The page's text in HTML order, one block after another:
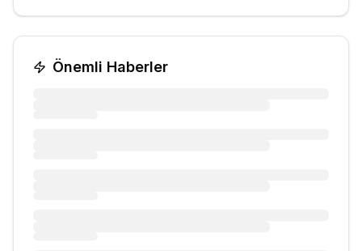
Önemli Haberler